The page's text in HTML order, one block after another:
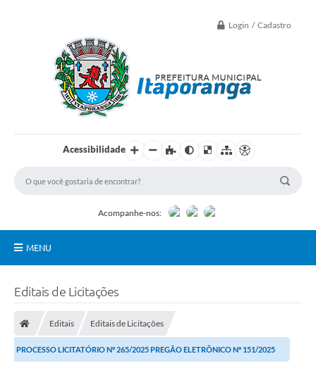
Login / Cadastro
Acessibilidade
Acompanhe-nos:
MENU
Publicações Oficiais
Editais de Licitações
Editais Editais de Licitações
PROCESSO LICITATÓRIO Nº 265/2025 PREGÃO ELETRÔNICO Nº 151/2025